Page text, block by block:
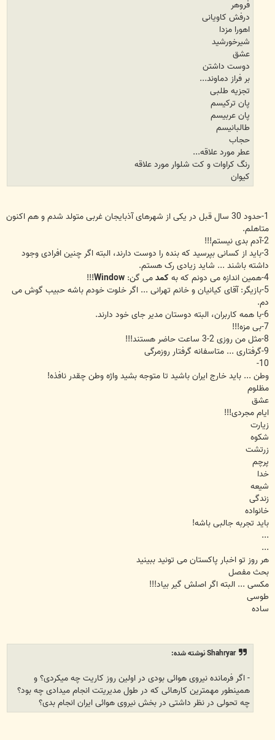
فروهر
درفش کاویانی
اهورا مزدا
شیرخورشید
عشق
دوست داشتن
بر فراز دماوند...
تجزیه طلبی
پان ترکیسم
پان عربیسم
طالبانیسم
حجاب
عطر مورد علاقه...
رنگ کراوات و کت شلوار مورد علاقه
کیوان
1-حدود 30 سال قبل در یکی از شهرهای آذبایجان غربی متولد شدم و هم اکنون
متاهلم.
2-آدم بدی نیستم!!!
3-باید از کسانی بپرسید که بنده را دوست دارند، البته اگر چنین افرادی وجود
داشته باشند ... شاید زیادی رک هستم.
4-همین اندازه می دونم که به
کمدمی گن: Window
!!!
5-بازیگر: آقای کیانیان و خانم تهرانی ... اگر خلوت خودم باشه حبیب گوش می
دم.
6-با همه کاربران، البته دوستان مدیر جای خود دارند.
7-بی مزه!!!
8-مثل من روزی 2-3 ساعت حاضر هستند!!!
9-گرفتاری ... متاسفانه گرفتار روزمرگی
10-
وطن ... باید خارج ایران باشید تا متوجه بشید واژه وطن چقدر نافذه!
مظلوم
عشق
ایام مجردی!!!
زیارت
شکوه
زرتشت
پرچم
خدا
شیعه
زندگی
خانواده
باید تجربه جالبی باشه!
...
...
هر روز تو اخبار پاکستان می تونید ببینید
بحث مفصل
مکسی ... البته اگر اصلش گیر بیاد!!!
طوسی
ساده
Shahryar نوشته شده:
- اگر فرمانده نیروی هوائی بودی در اولین روز کاریت چه میکردی؟ و
همینطور مهمترین کارهائی که در طول مدیریتت انجام میدادی چه بود؟
چه تحولی در نظر داشتی در بخش نیروی هوائی ایران انجام بدی؟